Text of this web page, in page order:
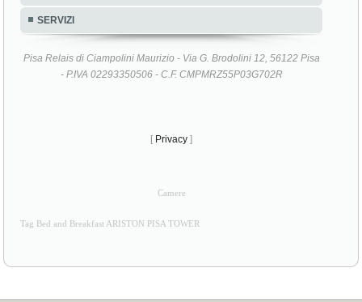
SERVIZI
Pisa Relais di Ciampolini Maurizio - Via G. Brodolini 12, 56122 Pisa
- P.IVA 02293350506 - C.F. CMPMRZ55P03G702R
[ Privacy ]
Camere
Tag Bed and Breakfast ARISTON PISA TOWER